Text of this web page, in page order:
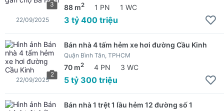
3 88 m2 1 PN 1 WC
3 tỷ 400 triệu
22/09/2025
2
Bán nhà 4 tấm hẻm xe hơi đường Cầu Kinh
Quận Bình Tân, TPHCM
70 m2 4 PN 3 WC
5 tỷ 300 triệu
22/09/2025
Bán nhà 1 trệt 1 lầu hẻm 12 đường số 1